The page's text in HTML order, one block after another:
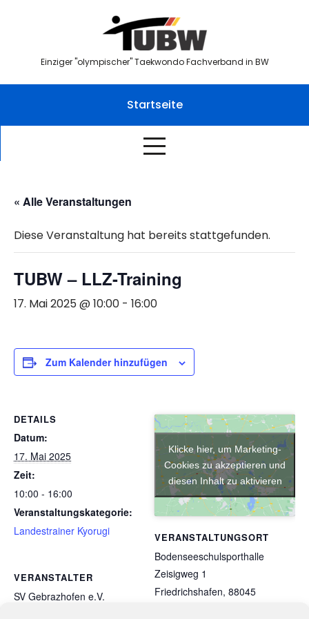
Einziger "olympischer" Taekwondo Fachverband in BW
Startseite
« Alle Veranstaltungen
Diese Veranstaltung hat bereits stattgefunden.
TUBW – LLZ-Training
17. Mai 2025 @ 10:00 - 16:00
Zum Kalender hinzufügen
DETAILS
Datum:
17. Mai 2025
Zeit:
10:00 - 16:00
Veranstaltungskategorie:
Landestrainer Kyorugi
VERANSTALTER
SV Gebrazhofen e.V.
VERANSTALTUNGSORT
Bodenseeschulsporthalle
Zeisigweg 1
Friedrichshafen, 88045
Klicke hier, um Marketing-
Cookies zu akzeptieren und
diesen Inhalt zu aktivieren